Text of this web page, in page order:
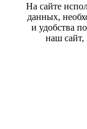
На сайте
данных,
и удобства
наш сайт,